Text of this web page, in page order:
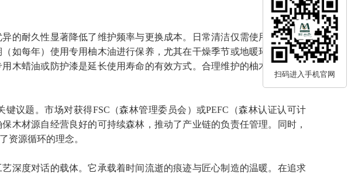
的耐久性显著降低了维护频率与更换成本。日常清洁仅需使用微湿软布
如每年）使用专用柚木油进行保养，尤其在干燥季节或地暖环境。对于
木蜡油或防护漆是延长使用寿命的有效方式。合理维护的柚木楼梯可历
议题。市场对获得FSC（森林管理委员会）或PEFC（森林认证认可计
木材源自经营良好的可持续森林，推动了产业链的负责任管理。同时，
资源循环的理念。
深度对话的载体。它承载着时间流逝的痕迹与匠心制造的温暖。在追求
扫码进入手机官网